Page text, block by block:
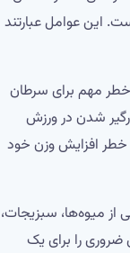
این عوامل عبارتند
مهم برای سرطان
شدن در ورزش
خطر افزایش وزن خود
میوه‌ها، سبزیجات،
را برای یک